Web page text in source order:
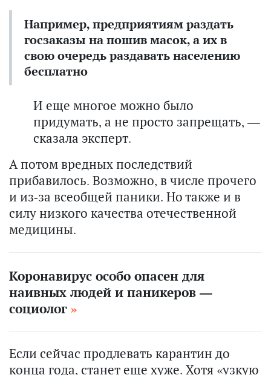
Например, предприятиям раздать
госзаказы на пошив масок, а их в
свою очередь раздавать населению
бесплатно
И еще многое можно было
придумать, а не просто запрещать, —
сказала эксперт.
А потом вредных последствий
прибавилось. Возможно, в числе прочего
и из-за всеобщей паники. Но также и в
силу низкого качества отечественной
медицины.
Коронавирус особо опасен для
наивных людей и паникеров —
социолог
Если сейчас продлевать карантин до
конца года, станет еще хуже. Хотя «узкую